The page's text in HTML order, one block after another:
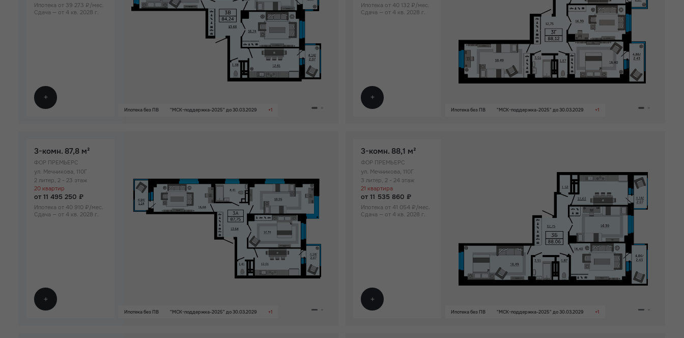
Панорамные окна
Паркинг
Ипотека от 39 273 ₽/мес.
Сдача — от 4 кв. 2028 г.
Ипотека без ПВ "МСК-поддержка-2025" до 30.03.2029 +1
Ипотека от 40 132 ₽/мес.
Сдача — от 4 кв. 2028 г.
Ипотека без ПВ "МСК-поддержка-2025" до 30.03.2029 +1
3-комн. 87,8 м²
ФОР ПРЕМЬЕРС
ул. Мечникова, 110Г
2 литер, 2 - 23 этаж
20 квартир
от 11 495 250 ₽
Ипотека от 40 910 ₽/мес.
Сдача — от 4 кв. 2028 г.
Ипотека без ПВ "МСК-поддержка-2025" до 30.03.2029 +1
3-комн. 88,1 м²
ФОР ПРЕМЬЕРС
ул. Мечникова, 110Г
3 литер, 2 - 24 этаж
21 квартира
от 11 535 860 ₽
Ипотека от 41 054 ₽/мес.
Сдача — от 4 кв. 2028 г.
Ипотека без ПВ "МСК-поддержка-2025" до 30.03.2029 +1